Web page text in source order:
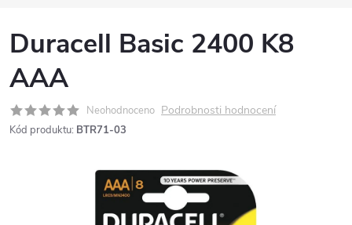
Duracell Basic 2400 K8
AAA
Neohodnoceno Podrobnosti hodnocení
Kód produktu: BTR71-03